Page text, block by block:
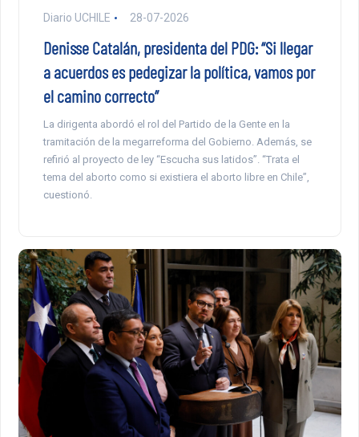
Diario UCHILE 28-07-2026
Denisse Catalán, presidenta del PDG: “Si llegar
a acuerdos es pedegizar la política, vamos por
el camino correcto”
La dirigenta abordó el rol del Partido de la Gente en la
tramitación de la megarreforma del Gobierno. Además, se
refirió al proyecto de ley “Escucha sus latidos”. “Trata el
tema del aborto como si existiera el aborto libre en Chile”,
cuestionó.